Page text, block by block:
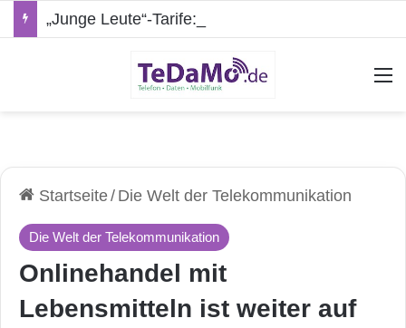
Startseite/ Die Welt der Telekommunikation
Die Welt der Telekommunikation
Onlinehandel mit
Lebensmitteln ist weiter auf